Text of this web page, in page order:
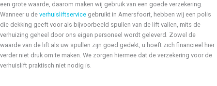
een grote waarde, daarom maken wij gebruik van een goede verzekering.
Wanneer u de verhuisliftservice gebruikt in Amersfoort, hebben wij een polis
die dekking geeft voor als bijvoorbeeld spullen van de lift vallen, mits de
verhuizing geheel door ons eigen personeel wordt geleverd. Zowel de
waarde van de lift als uw spullen zijn goed gedekt, u hoeft zich financieel hier
verder niet druk om te maken. We zorgen hiermee dat de verzekering voor de
verhuislift praktisch niet nodig is.